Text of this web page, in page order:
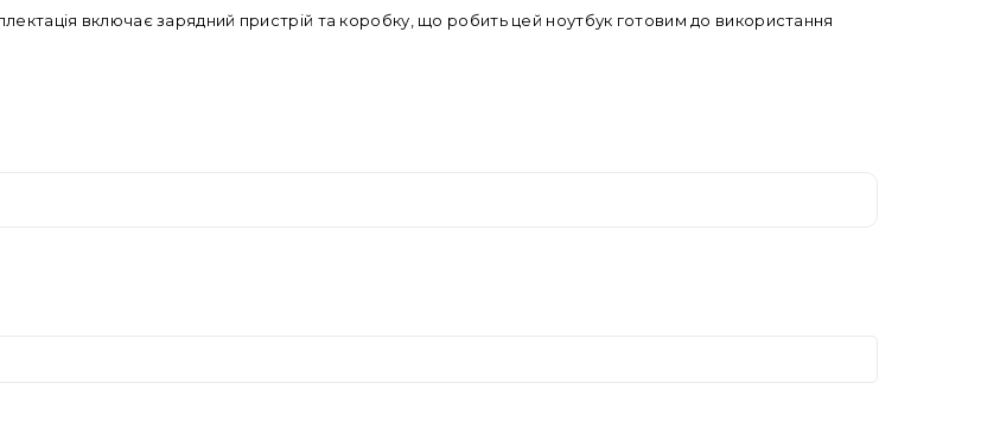
включає зарядний пристрій та коробку, що робить цей ноутбук готовим до використання